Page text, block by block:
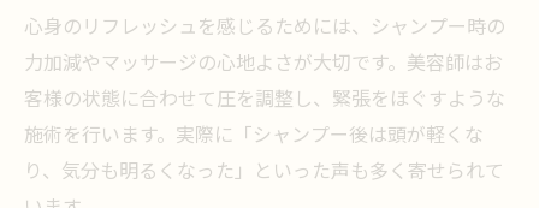
日常から解放される美容室での極上シャンプー
術
美容室シャンプーで非日常のリラックスを
体験
美容室が提供する極上シャンプーのポイン
心身のリフレッシュを感じるためには、シャンプー時の
力加減やマッサージの心地よさが大切です。美容師はお
客様の状態に合わせて圧を調整し、緊張をほぐすような
施術を行います。実際に「シャンプー後は頭が軽くな
り、気分も明るくなった」といった声も多く寄せられて